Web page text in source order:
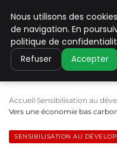
CLIMATE
Accueil Sensibilisation au
Vers une économie bas
SENSIBILISATION AU
Nous utilisons des
de navigation. En
politique de
Refuser Accepter